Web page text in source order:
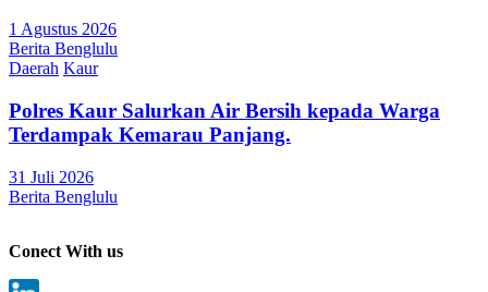
1 Agustus 2026
Berita Benglulu
Daerah Kaur
Polres Kaur Salurkan Air Bersih kepada Warga
Terdampak Kemarau Panjang.
31 Juli 2026
Berita Benglulu
Conect With us